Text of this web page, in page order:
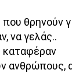
που θρηνούν
να γελάς..
καταφέραν
ανθρώπους,